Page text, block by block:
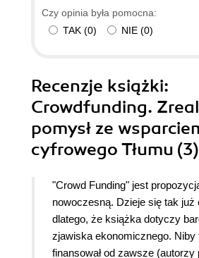
Czy opinia była pomocna:
TAK (0) NIE (0)
Recenzje książki:
Crowdfunding.
pomysł ze
cyfrowego Tłumu (3)
"Crowd Funding" jest
nowoczesną. Dzieje się tak już
dlatego, że książka dotyczy
zjawiska ekonomicznego. Niby
finansował od zawsze (autorzy